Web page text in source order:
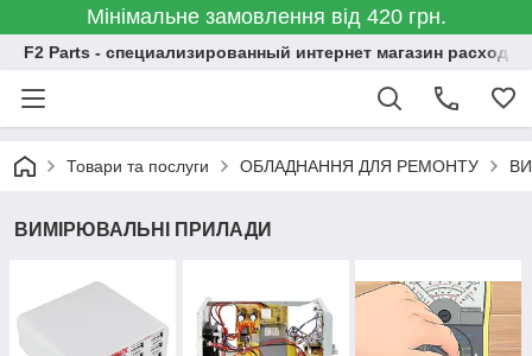
Мінімальне замовлення від 420 грн.
F2 Parts - специализированный интернет магазин
Товари та послуги ОБЛАДНАННЯ ДЛЯ РЕМОНТУ
ВИМІРЮВАЛЬНІ ПРИЛАДИ